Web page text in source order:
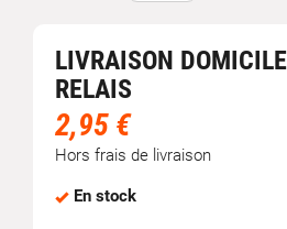
LIVRAISON
RELAIS
2,95 €
Hors frais de livraison
En stock